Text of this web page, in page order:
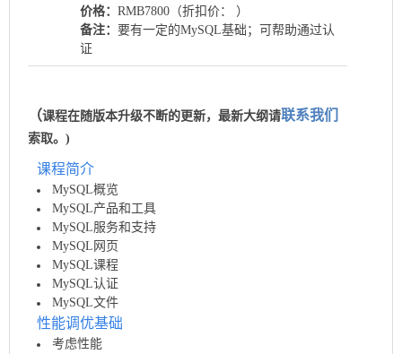
价格： RMB7800（折扣价：
）
备注： 要有一定的MySQL基础；可帮助通过认
证
（课程在随版本升级不断的更新，最新大纲请联系我们
索取。 )
课程简介
MySQL概览
MySQL产品和工具
MySQL服务和支持
MySQL网页
MySQL课程
MySQL认证
MySQL文件
性能调优基础
考虑性能